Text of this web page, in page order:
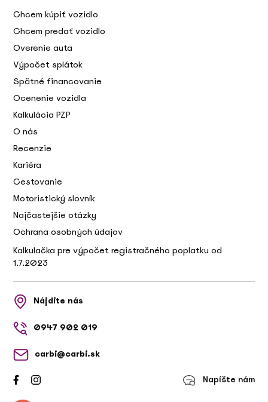
Chcem kúpiť vozidlo
Chcem predať vozidlo
Overenie auta
Výpočet splátok
Spätné financovanie
Ocenenie vozidla
Kalkulácia PZP
O nás
Recenzie
Kariéra
Cestovanie
Motoristický slovník
Najčastejšie otázky
Ochrana osobných údajov
Kalkulačka pre výpočet registračného poplatku od
1.7.2023
Nájdite nás
0947 902 019
carbi@carbi.sk
Napíšte nám